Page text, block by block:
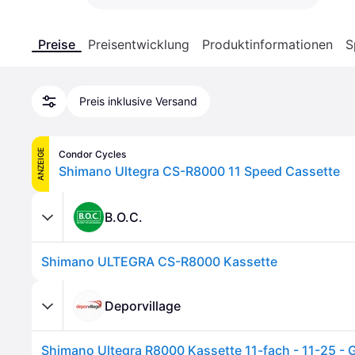
Preise Preisentwicklung Produktinformationen
Preis inklusive Versand
ANZEIGE Condor Cycles
Shimano Ultegra CS-R8000 11 Speed Cassette
B.O.C.
Shimano ULTEGRA CS-R8000 Kassette
Deporvillage
Shimano Ultegra R8000 Kassette 11-fach - 11-25 -